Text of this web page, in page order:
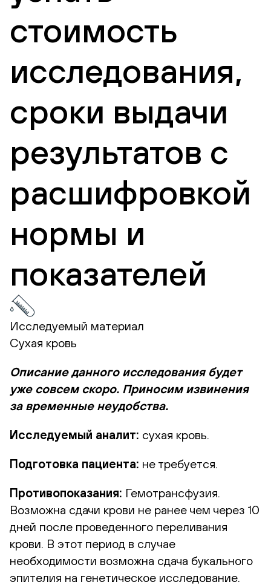
стоимость
исследования,
сроки выдачи
результатов с
расшифровкой
нормы и
показателей
Исследуемый материал
Сухая кровь
Описание данного исследования будет
уже совсем скоро. Приносим извинения
за временные неудобства.
Исследуемый аналит: сухая кровь.
Подготовка пациента: не требуется.
Противопоказания: Гемотрансфузия.
Возможна сдачи крови не ранее чем через 10
дней после проведенного переливания
крови. В этот период в случае
необходимости возможна сдача букального
эпителия на генетическое исследование.